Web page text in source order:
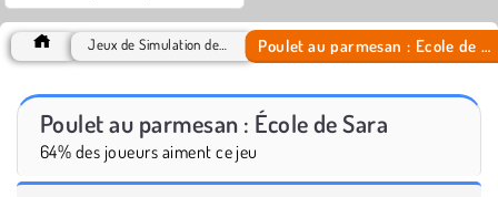
Poulet au parmesan : École de Sara
64% des joueurs aiment ce jeu